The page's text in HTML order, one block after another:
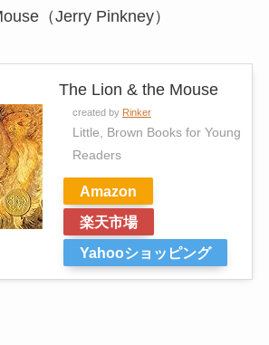
（Jerry Pinkney）
The Lion & the Mouse
created by Rinker
Little, Brown Books for Young
Readers
Amazon
楽天市場
Yahooショッピング